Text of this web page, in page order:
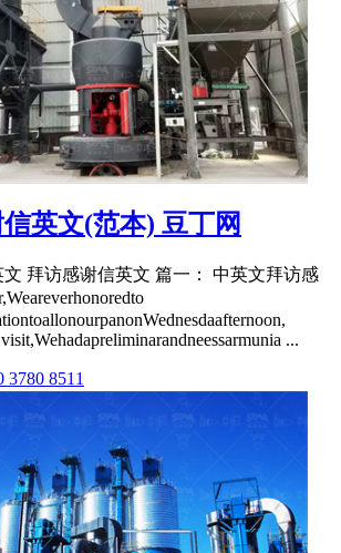
英文(范本) 豆丁网
拜访感谢信英文 篇一： 中英文拜访感
...
8511